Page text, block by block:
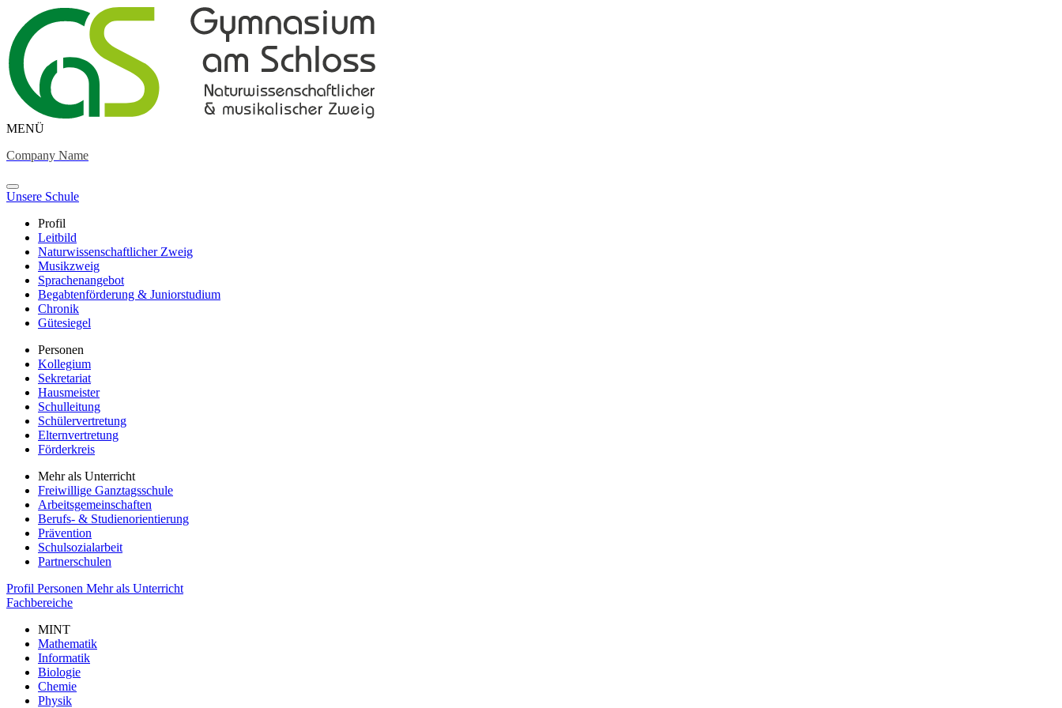
MENÜ
Company Name
Unsere Schule
Profil
Leitbild
Naturwissenschaftlicher Zweig
Musikzweig
Sprachenangebot
Begabtenförderung & Juniorstudium
Chronik
Gütesiegel
Personen
Kollegium
Sekretariat
Hausmeister
Schulleitung
Schülervertretung
Elternvertretung
Förderkreis
Mehr als Unterricht
Freiwillige Ganztagsschule
Arbeitsgemeinschaften
Berufs- & Studienorientierung
Prävention
Schulsozialarbeit
Partnerschulen
Profil Personen Mehr als Unterricht
Fachbereiche
MINT
Mathematik
Informatik
Biologie
Chemie
Physik